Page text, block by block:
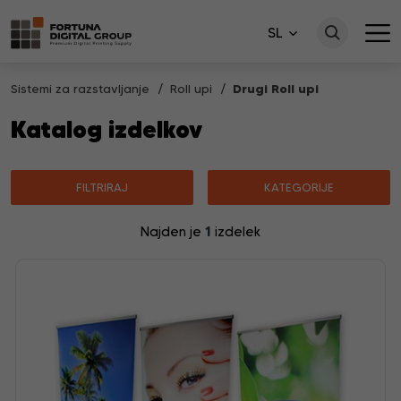
SL
Sistemi za razstavljanje Roll upi Drugi Roll upi
Katalog izdelkov
FILTRIRAJ KATEGORIJE
Najden je 1 izdelek